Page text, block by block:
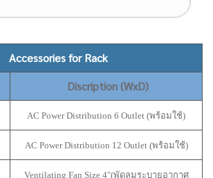
Accessories for Rack
Discription (WxD)
AC Power Distribution 6 Outlet (พร้อมใช้)
AC Power Distribution 12 Outlet (พร้อมใช้)
Ventilating Fan Size 4"(พัดลมระบายอากาศ